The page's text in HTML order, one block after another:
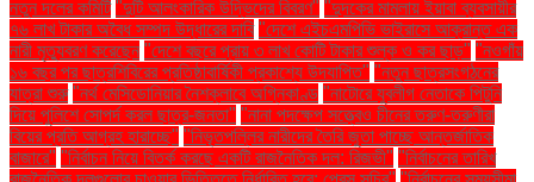
নতুন দলের কমিটি "দুটি আলংকারিক উদ্ভিদের বিবরণ" "দুদকের মামলায় ইয়াবা ব্যবসায়ীর
৭৬ লাখ টাকার অবৈধ সম্পদ উদ্ধারের দাবি "দেশে এইচএমপিভি ভাইরাসে আক্রান্ত এক
নারী মৃত্যুবরণ করেছেন "দেশে বছরে প্রায় ৩ লাখ কোটি টাকার শুল্ক ও কর ছাড়" "নওগাঁয়
১৬ বছর পর ছাত্রশিবিরের প্রতিষ্ঠাবার্ষিকী প্রকাশ্যে উদযাপিত" "নতুন ছাত্রসংগঠনের
যাত্রা শুরু "নর্থ মেসিডোনিয়ার নৈশক্লাবে অগ্নিকাণ্ড "নাটোরে যুবলীগ নেতাকে পিটুনি
দিয়ে পুলিশে সোপর্দ করল ছাত্র-জনতা" "নানা পদক্ষেপ সত্ত্বেও চীনের তরুণ-তরুণীরা
বিয়ের প্রতি আগ্রহ হারাচ্ছে" "নিভৃতপল্লির নারীদের তৈরি জুতা পাচ্ছে আন্তর্জাতিক
বাজারে" "নির্বাচন নিয়ে বিতর্ক করছে একটি রাজনৈতিক দল: রিজভী" "নির্বাচনের তারিখ